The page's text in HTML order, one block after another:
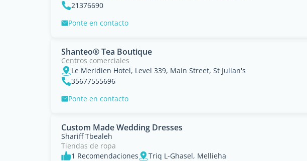
21376690
Ponte en contacto
Shanteo® Tea Boutique
Centros comerciales
Le Meridien Hotel, Level 339, Main Street, St Julian's
35677555696
Ponte en contacto
Custom Made Wedding Dresses
Shariff Tbealeh
Tiendas de ropa
1 Recomendaciones
Triq L-Ghasel, Mellieha